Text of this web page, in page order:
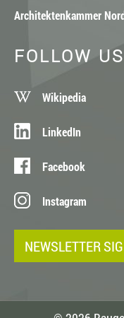
Architektenkammer
FOLLOW
Wikipedia
LinkedIn
Facebook
Instagram
NEWSLETTER